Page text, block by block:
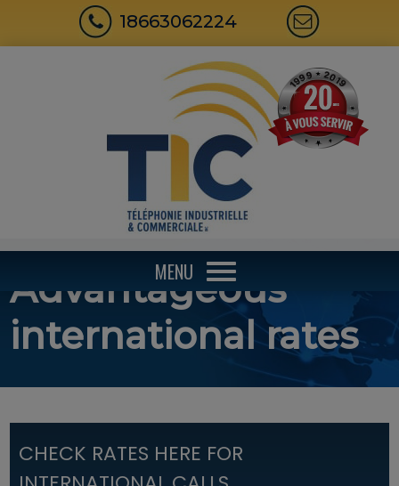
18663062224
MENU
Advantageous
international rates
CHECK RATES HERE FOR